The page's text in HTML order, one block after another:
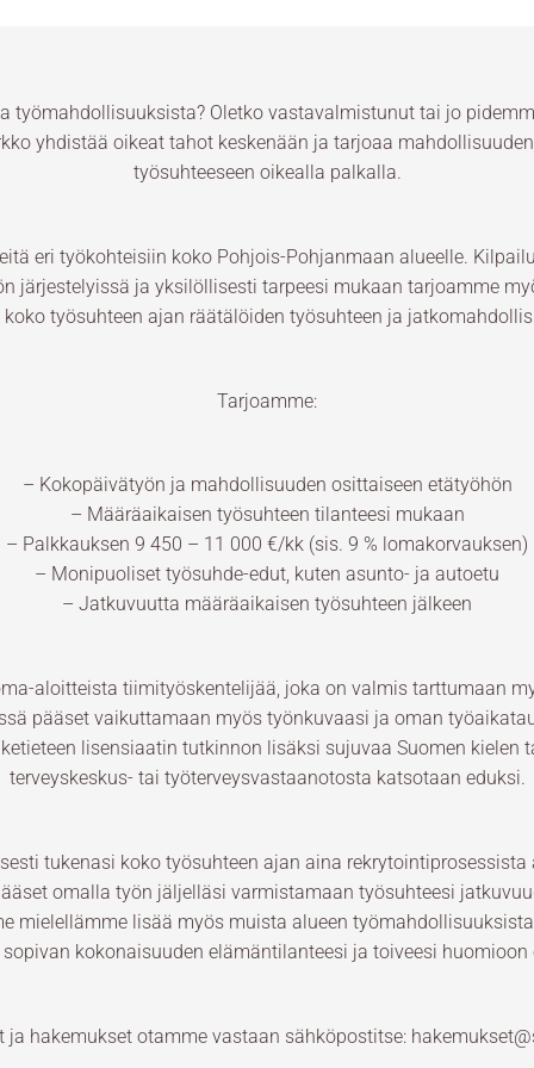
työmahdollisuuksista? Oletko vastavalmistunut tai jo
yhdistää oikeat tahot keskenään ja tarjoaa
työsuhteeseen oikealla palkalla.
eri työkohteisiin koko Pohjois-Pohjanmaan alueelle.
järjestelyissä ja yksilöllisesti tarpeesi mukaan tarjoamme
työsuhteen ajan räätälöiden työsuhteen ja
Tarjoamme:
– Kokopäivätyön ja mahdollisuuden osittaiseen etätyöhön
– Määräaikaisen työsuhteen tilanteesi mukaan
– Palkkauksen 9 450 – 11 000 €/kk (sis. 9 % lomakorvauksen)
– Monipuoliset työsuhde-edut, kuten asunto- ja autoetu
– Jatkuvuutta määräaikaisen työsuhteen jälkeen
aloitteista tiimityöskentelijää, joka on valmis tarttumaan
pääset vaikuttamaan myös työnkuvaasi ja oman
lisensiaatin tutkinnon lisäksi sujuvaa Suomen kielen
terveyskeskus- tai työterveysvastaanotosta katsotaan eduksi.
tukenasi koko työsuhteen ajan aina
omalla työn jäljelläsi varmistamaan työsuhteesi
mielellämme lisää myös muista alueen
kokonaisuuden elämäntilanteesi ja toiveesi huomioon
ja hakemukset otamme vastaan sähköpostitse: